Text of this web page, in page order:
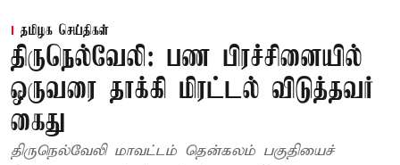
தமிழக செய்திகள்
திருநெல்வேலி: பண பிரச்சினையில்
ஒருவரை தாக்கி மிரட்டல் விடுத்தவர்
கைது
திருநெல்வேலி மாவட்டம் தென்கலம் பகுதியைச்